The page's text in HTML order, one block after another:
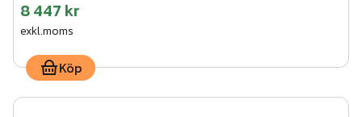
8 447 kr
exkl.moms
Köp